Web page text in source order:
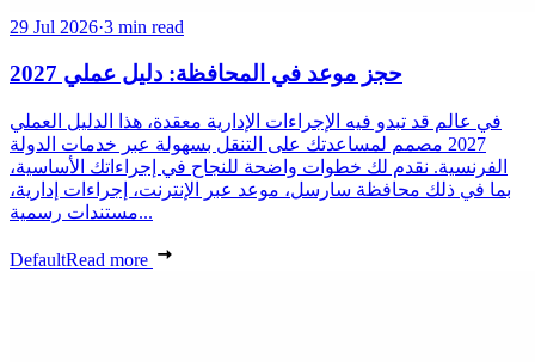
29 Jul 2026·3 min read
حجز موعد في المحافظة: دليل عملي 2027
في عالم قد تبدو فيه الإجراءات الإدارية معقدة، هذا الدليل العملي
2027 مصمم لمساعدتك على التنقل بسهولة عبر خدمات الدولة
الفرنسية. نقدم لك خطوات واضحة للنجاح في إجراءاتك الأساسية،
بما في ذلك محافظة سارسل، موعد عبر الإنترنت، إجراءات إدارية،
مستندات رسمية...
DefaultRead more